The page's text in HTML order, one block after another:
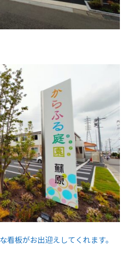
看板がお出迎えしてくれます。